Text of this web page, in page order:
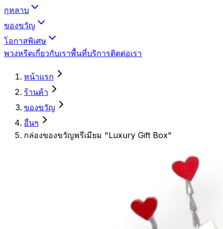
กุหลาบ
ของขวัญ
โอกาสพิเศษ
พวงหรีดเกี่ยวกับเราพื้นที่บริการติดต่อเรา
หน้าแรก
ร้านค้า
ของขวัญ
อื่นๆ
กล่องของขวัญพรีเมียม "Luxury Gift Box"